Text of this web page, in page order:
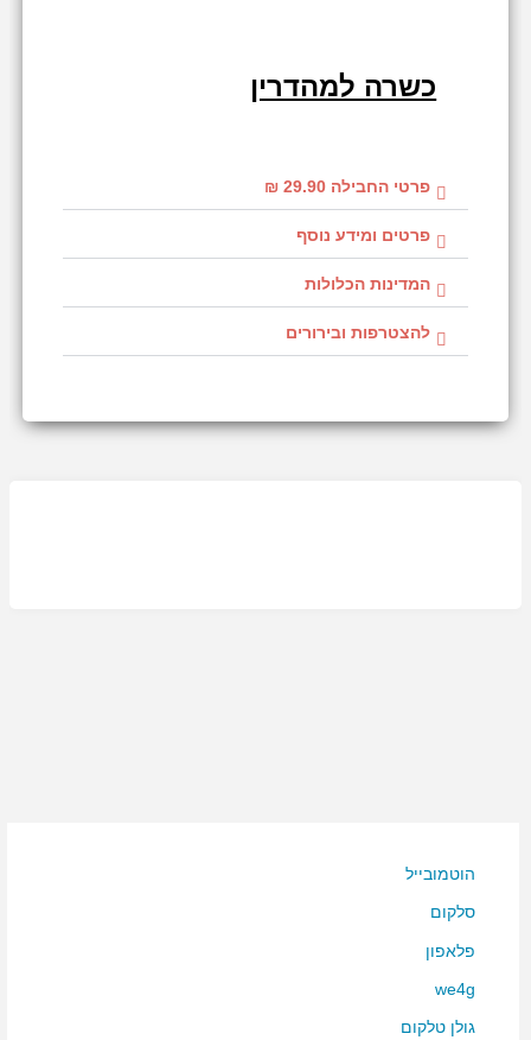
כשרה למהדרין
פרטי החבילה 29.90 ₪
פרטים ומידע נוסף
המדינות הכלולות
להצטרפות ובירורים
הוטמובייל
סלקום
פלאפון
we4g
גולן טלקום